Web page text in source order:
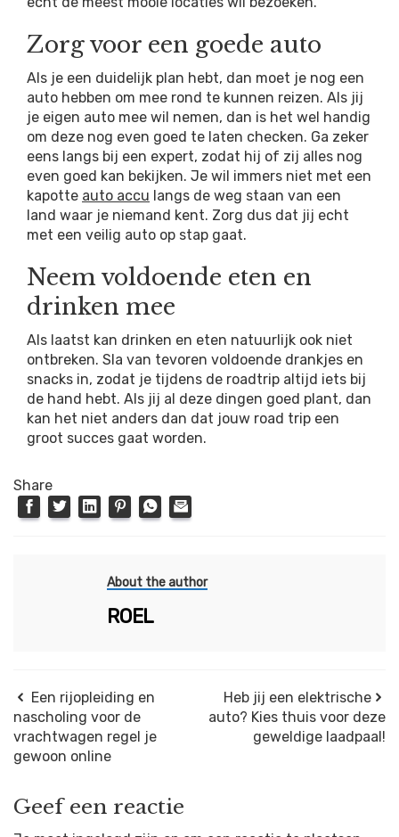
Zorg voor een goede auto
Als je een duidelijk plan hebt, dan moet je nog een
auto hebben om mee rond te kunnen reizen. Als jij
je eigen auto mee wil nemen, dan is het wel handig
om deze nog even goed te laten checken. Ga zeker
eens langs bij een expert, zodat hij of zij alles nog
even goed kan bekijken. Je wil immers niet met een
kapotte auto accu langs de weg staan van een
land waar je niemand kent. Zorg dus dat jij echt
met een veilig auto op stap gaat.
Neem voldoende eten en
drinken mee
Als laatst kan drinken en eten natuurlijk ook niet
ontbreken. Sla van tevoren voldoende drankjes en
snacks in, zodat je tijdens de roadtrip altijd iets bij
de hand hebt. Als jij al deze dingen goed plant, dan
kan het niet anders dan dat jouw road trip een
groot succes gaat worden.
Share
About the author
ROEL
Een rijopleiding en
nascholing voor de
vrachtwagen regel je
gewoon online
Heb jij een elektrische
auto? Kies thuis voor deze
geweldige laadpaal!
Geef een reactie